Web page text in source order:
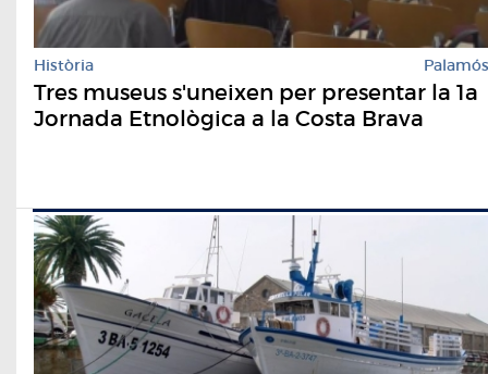
Història Palamós
Tres museus s'uneixen per presentar la 1a
Jornada Etnològica a la Costa Brava